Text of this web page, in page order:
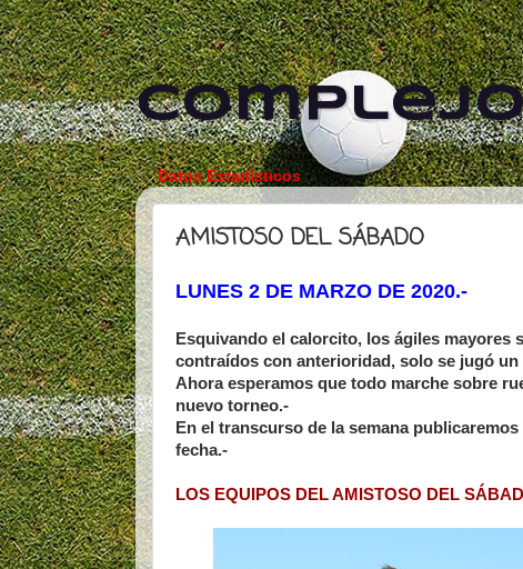
Datos Estadísticos
AMISTOSO DEL SÁBADO
LUNES 2 DE MARZO DE 2020.-
Esquivando el calorcito, los ágiles mayores
contraídos con anterioridad, solo se jugó
Ahora esperamos que todo marche sobre
nuevo torneo.-
En el transcurso de la semana
fecha.-
LOS EQUIPOS DEL AMISTOSO DEL